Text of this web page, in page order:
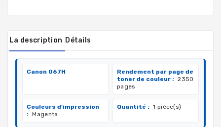
La description Détails
Canon 067H
Rendement par page de
toner de couleur : 2350
pages
Couleurs d'impression
: Magenta
Quantité : 1 pièce(s)